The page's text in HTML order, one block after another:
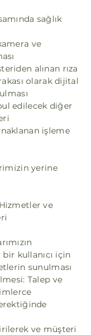
sağlık
ve
alınan rıza
olarak dijital
edilecek diğer
işleme
yerine
Hizmetler ve
kullanıcı için
sunulması
Talep ve
ve müşteri